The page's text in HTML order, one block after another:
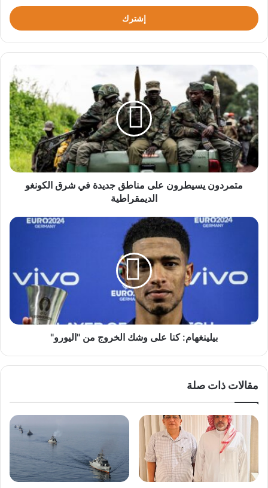
الإلكتروني
يسيطرون
على
مناطق
جديدة
في
شرق
الكونغو
الديمقراطية
متمردون يسيطرون على مناطق جديدة في شرق الكونغو
الديمقراطية
بيلينغهام:
الخروج
بيلينغهام: كنا على وشك الخروج من "اليورو"
مقالات ذات صلة